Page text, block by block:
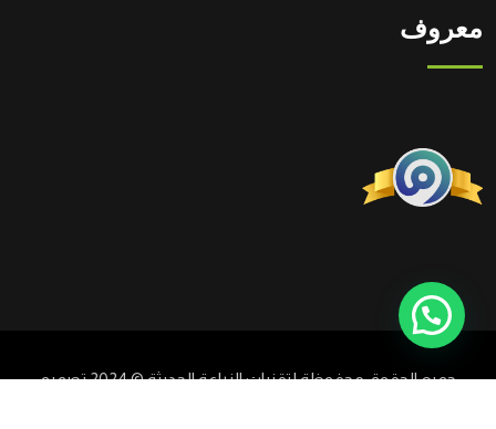
معروف
جميع الحقوق محفوظة لتقنيات الزراعة الحديثة © 2024 تصميم